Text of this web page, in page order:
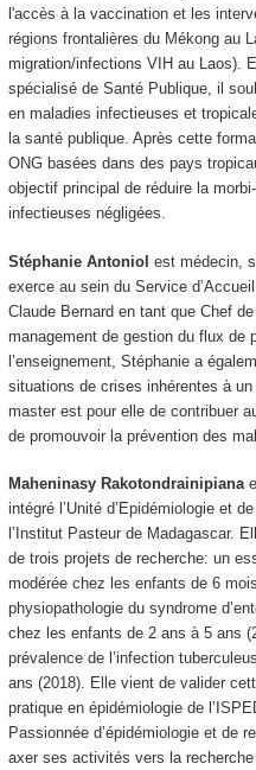
l'accès à la vaccination et les
régions frontalières du Mékong au
migration/infections VIH au Laos).
spécialisé de Santé Publique, il
en maladies infectieuses et
la santé publique. Après cette
ONG basées dans des pays
objectif principal de réduire la
infectieuses négligées.
Stéphanie Antoniol est médecin,
exerce au sein du Service
Claude Bernard en tant que Chef
management de gestion du flux de
l’enseignement, Stéphanie a
situations de crises inhérentes à
master est pour elle de contribuer
de promouvoir la prévention des
Maheninasy Rakotondrainipiana
intégré l’Unité d’Epidémiologie et
l’Institut Pasteur de Madagascar.
de trois projets de recherche: un
modérée chez les enfants de 6
physiopathologie du syndrome
chez les enfants de 2 ans à 5 ans
prévalence de l’infection
ans (2018). Elle vient de valider
pratique en épidémiologie de
Passionnée d’épidémiologie et de
axer ses activités vers la